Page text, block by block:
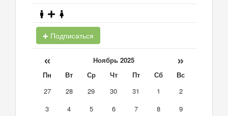
Подписаться
« Ноябрь 2025 »
Пн Вт Ср Чт Пт Сб
Вс
27
28 29 30 31 1
2
3
4 5 6 7 8
9